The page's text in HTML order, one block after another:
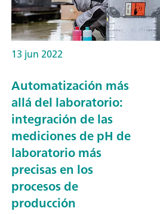
13 jun 2022
Automatización más
allá del laboratorio:
integración de las
mediciones de pH de
laboratorio más
precisas en los
procesos de
producción